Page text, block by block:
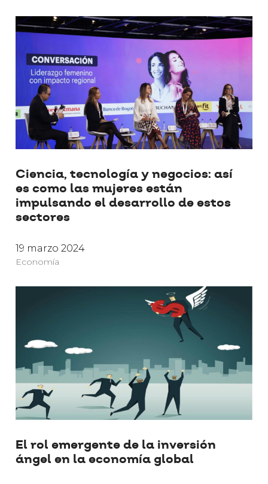
Ciencia, tecnología y negocios: así
es como las mujeres están
impulsando el desarrollo de estos
sectores
19 marzo 2024
Economía
El rol emergente de la inversión
ángel en la economía global